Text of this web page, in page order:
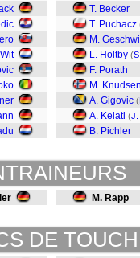
T. Becker
T. Puchacz
M.
L. Holtby (
F. Porath
M.
A. Gigovic (
A. Kelati (J.
B. Pichler
M. Rapp
DE